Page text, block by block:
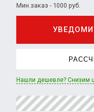
Мин.заказ - 1000 руб.
Нашли дешевле? Снизим